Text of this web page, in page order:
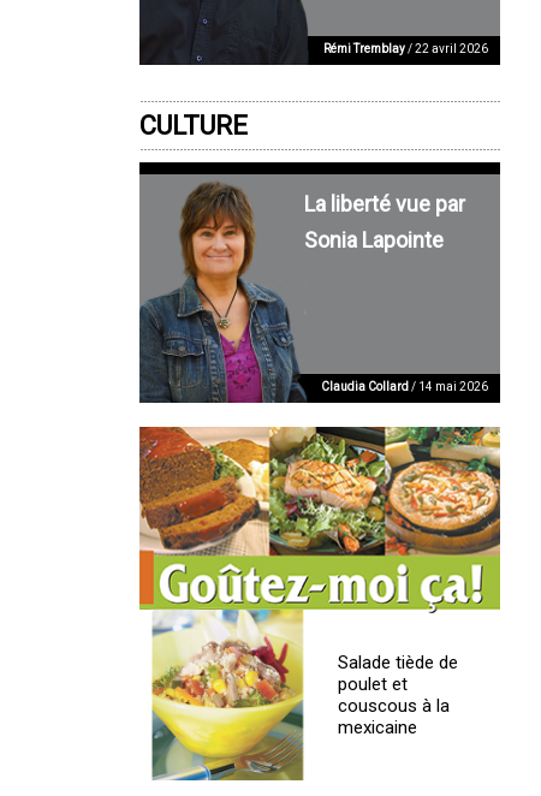
Rémi Tremblay/ 22 avril 2026
CULTURE
La liberté vue par
Sonia Lapointe
Claudia Collard/ 14 mai 2026
Salade tiède de
poulet et
couscous à la
mexicaine